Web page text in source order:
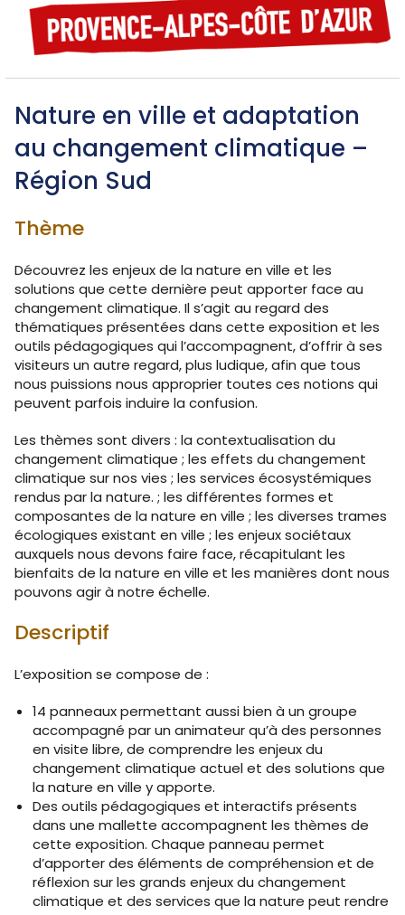
Nature en ville et adaptation
au changement climatique –
Région Sud
Thème
Découvrez les enjeux de la nature en ville et les
solutions que cette dernière peut apporter face au
changement climatique. Il s’agit au regard des
thématiques présentées dans cette exposition et les
outils pédagogiques qui l’accompagnent, d’offrir à ses
visiteurs un autre regard, plus ludique, afin que tous
nous puissions nous approprier toutes ces notions qui
peuvent parfois induire la confusion.
Les thèmes sont divers : la contextualisation du
changement climatique ; les effets du changement
climatique sur nos vies ; les services écosystémiques
rendus par la nature. ; les différentes formes et
composantes de la nature en ville ; les diverses trames
écologiques existant en ville ; les enjeux sociétaux
auxquels nous devons faire face, récapitulant les
bienfaits de la nature en ville et les manières dont nous
pouvons agir à notre échelle.
Descriptif
L’exposition se compose de :
14 panneaux permettant aussi bien à un groupe
accompagné par un animateur qu’à des personnes
en visite libre, de comprendre les enjeux du
changement climatique actuel et des solutions que
la nature en ville y apporte.
Des outils pédagogiques et interactifs présents
dans une mallette accompagnent les thèmes de
cette exposition. Chaque panneau permet
d’apporter des éléments de compréhension et de
réflexion sur les grands enjeux du changement
climatique et des services que la nature peut rendre